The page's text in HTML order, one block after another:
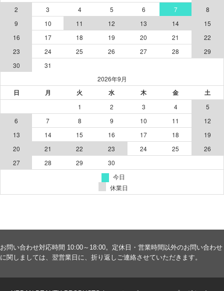
お問い合わせ対応時間 10:00～18:00。定休日・営業時間以外のお問い合わせ
に関しましては、翌営業日に、折り返しご連絡させていただきます。